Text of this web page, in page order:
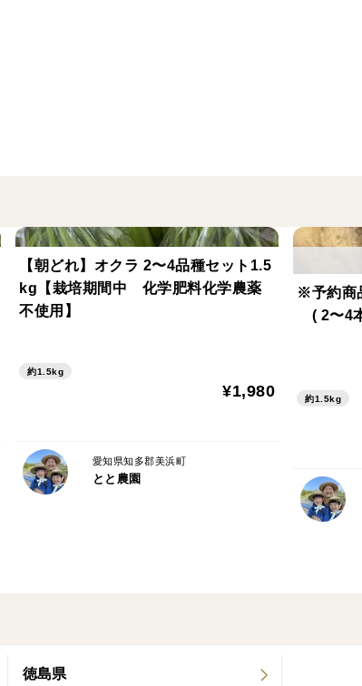
のタケノコ1本で60サイズの段ボールに入れた様
ールの重さは含みません。
徳島県
【朝どれ】オクラ 2〜4品種セット1.5
kg【栽培期間中 化学肥料化学農薬
不使用】
約1.5kg
¥1,980
愛知県知多郡美浜町
とと農園
※予約商
( 2〜4
約1.5kg